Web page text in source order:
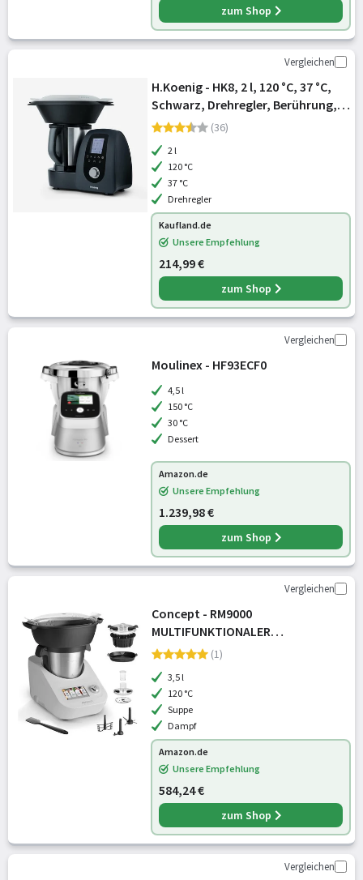
zum Shop
Vergleichen
H.Koenig - HK8, 2 l, 120 °C, 37 °C,
Schwarz, Drehregler, Berührung,
Edelstahl (36)
2 l
120 °C
37 °C
Drehregler
Kaufland.de
Unsere Empfehlung
214,99 €
zum Shop
Vergleichen
Moulinex - HF93ECF0
4,5 l
150 °C
30 °C
Dessert
Amazon.de
Unsere Empfehlung
1.239,98 €
zum Shop
Vergleichen
Concept - RM9000
MULTIFUNKTIONALER
KÜCHENROBOTER INSPIRO
(1)
3,5 l
120 °C
Suppe
Dampf
Amazon.de
Unsere Empfehlung
584,24 €
zum Shop
Vergleichen